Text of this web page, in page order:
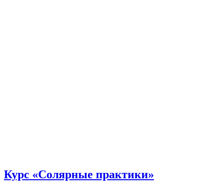
Курс «Солярные практики»